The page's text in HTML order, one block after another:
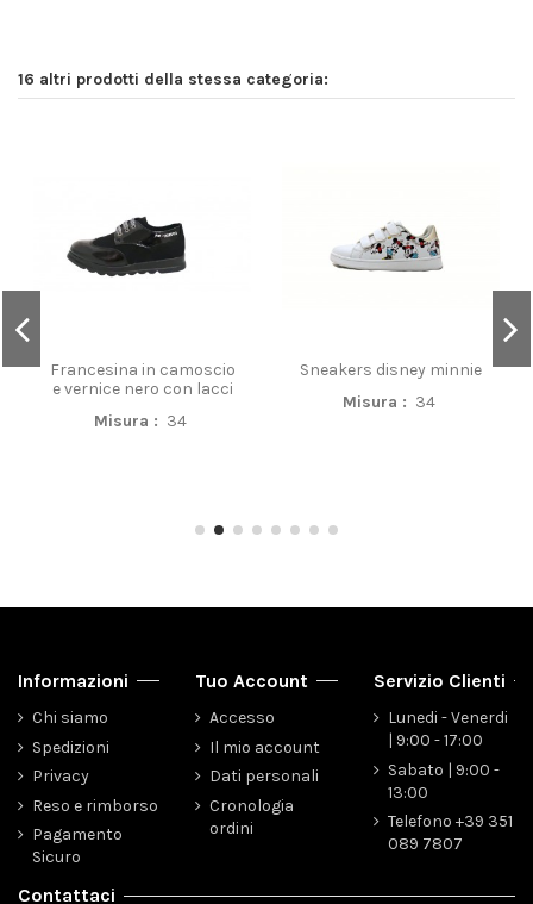
16 altri prodotti della stessa categoria:
Francesina in camoscio
e vernice nero con lacci
Misura : 34
Sneakers disney minnie
Misura : 34
Informazioni
Chi siamo
Spedizioni
Privacy
Reso e rimborso
Pagamento
Sicuro
Tuo Account
Accesso
Il mio account
Dati personali
Cronologia
ordini
Servizio Clienti
Lunedi - Venerdi
| 9:00 - 17:00
Sabato | 9:00 -
13:00
Telefono +39 351
089 7807
Contattaci